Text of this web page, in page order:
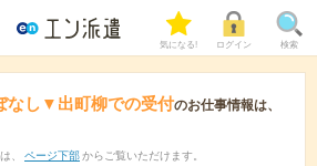
気になる! ログイン 検索
なし▼出町柳での受付のお仕事情報は、
、 ページ下部 からご覧いただけます。